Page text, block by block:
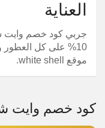
العناية
جربي كود خصم وايت شيل
10% على كل
موقع white shell.
كود خصم وايت